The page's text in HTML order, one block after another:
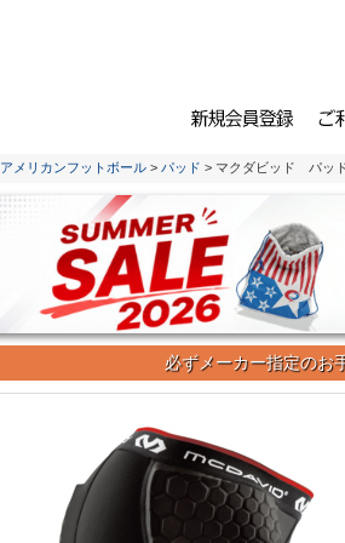
アメリカンフットボール > パッド > マクダビッド パッ
必ずメーカー指定のお